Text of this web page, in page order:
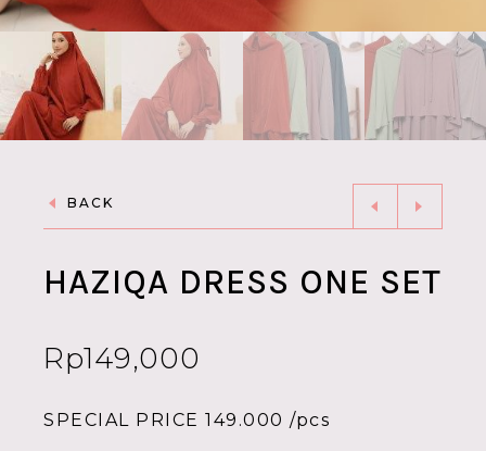
BACK
HAZIQA DRESS ONE SET
Rp149,000
SPECIAL PRICE 149.000 /pcs